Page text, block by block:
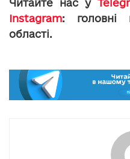
Читайте нас у
Instagram: головні
області.